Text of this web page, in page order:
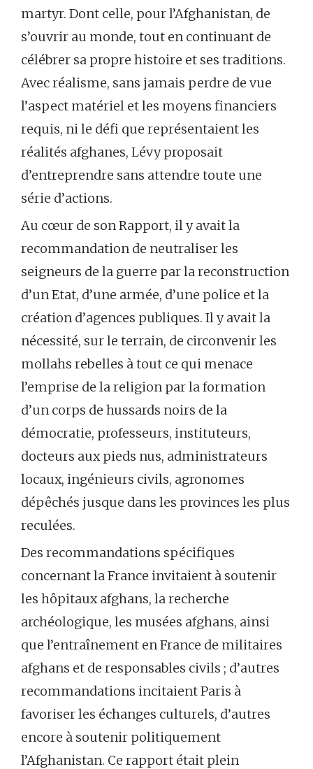
martyr. Dont celle, pour l’Afghanistan, de
s’ouvrir au monde, tout en continuant de
célébrer sa propre histoire et ses traditions.
Avec réalisme, sans jamais perdre de vue
l’aspect matériel et les moyens financiers
requis, ni le défi que représentaient les
réalités afghanes, Lévy proposait
d’entreprendre sans attendre toute une
série d’actions.
Au cœur de son Rapport, il y avait la
recommandation de neutraliser les
seigneurs de la guerre par la reconstruction
d’un Etat, d’une armée, d’une police et la
création d’agences publiques. Il y avait la
nécessité, sur le terrain, de circonvenir les
mollahs rebelles à tout ce qui menace
l’emprise de la religion par la formation
d’un corps de hussards noirs de la
démocratie, professeurs, instituteurs,
docteurs aux pieds nus, administrateurs
locaux, ingénieurs civils, agronomes
dépêchés jusque dans les provinces les plus
reculées.
Des recommandations spécifiques
concernant la France invitaient à soutenir
les hôpitaux afghans, la recherche
archéologique, les musées afghans, ainsi
que l’entraînement en France de militaires
afghans et de responsables civils ; d’autres
recommandations incitaient Paris à
favoriser les échanges culturels, d’autres
encore à soutenir politiquement
l’Afghanistan. Ce rapport était plein